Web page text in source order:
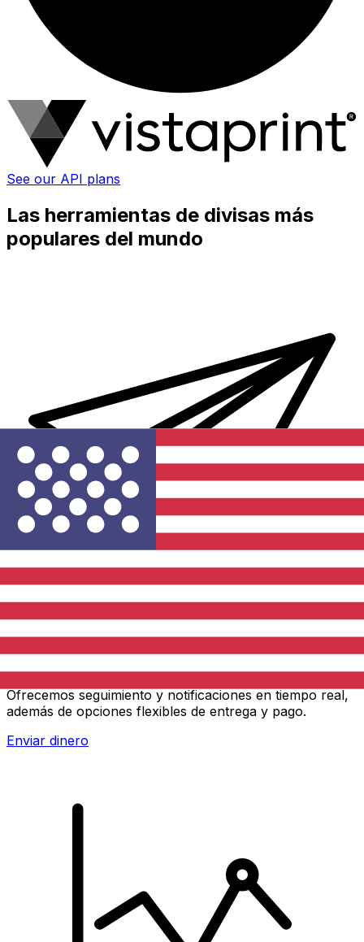
See our API plans
Las herramientas de divisas más
populares del mundo
Ofrecemos seguimiento y notificaciones en tiempo real,
además de opciones flexibles de entrega y pago.
Enviar dinero